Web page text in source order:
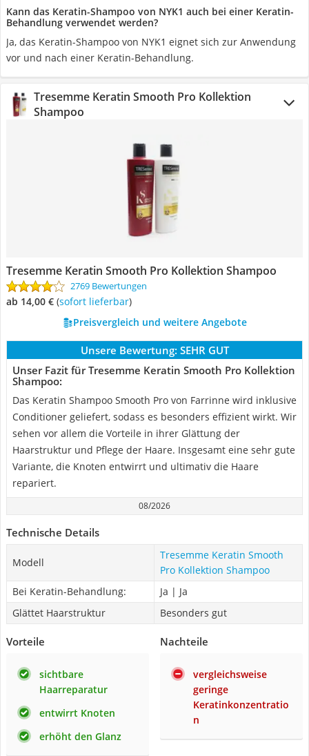
Kann das Keratin-Shampoo von NYK1 auch bei einer Keratin-
Behandlung verwendet werden?
Ja, das Keratin-Shampoo von NYK1 eignet sich zur Anwendung
vor und nach einer Keratin-Behandlung.
Tresemme Keratin Smooth Pro Kollektion
Shampoo
Tresemme Keratin Smooth Pro Kollektion Shampoo
2769 Bewertungen
ab 14,00 € ( Sofort lieferbar)
Preisvergleich und weitere Angebote
Unsere Bewertung: SEHR GUT
Unser Fazit für Tresemme Keratin Smooth Pro Kollektion
Shampoo:
Das Keratin Shampoo Smooth Pro von Farrinne wird inklusive
Conditioner geliefert, sodass es besonders effizient wirkt. Wir
sehen vor allem die Vorteile in ihrer Glättung der
Haarstruktur und Pflege der Haare. Insgesamt eine sehr gute
Variante, die Knoten entwirrt und ultimativ die Haare
repariert.
08/2026
Technische Details
Modell
Tresemme Keratin Smooth
Pro Kollektion Shampoo
Bei Keratin-Behandlung:
Ja | Ja
Glättet Haarstruktur
Besonders gut
Vorteile
sichtbare
Haarreparatur
entwirrt Knoten
erhöht den Glanz
Nachteile
vergleichsweise
geringe
Keratinkonzentratio
n